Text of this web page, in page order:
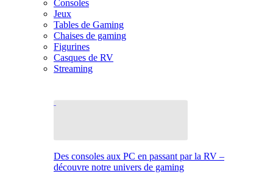
Consoles
Jeux
Tables de Gaming
Chaises de gaming
Figurines
Casques de RV
Streaming
Des consoles aux PC en passant par la RV –
découvre notre univers de gaming